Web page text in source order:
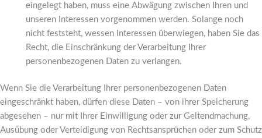
eingelegt haben, muss eine Abwägung zwischen Ihren und
unseren Interessen vorgenommen werden. Solange noch
nicht feststeht, wessen Interessen überwiegen, haben Sie das
Recht, die Einschränkung der Verarbeitung Ihrer
personenbezogenen Daten zu verlangen.
Wenn Sie die Verarbeitung Ihrer personenbezogenen Daten
eingeschränkt haben, dürfen diese Daten – von ihrer Speicherung
abgesehen – nur mit Ihrer Einwilligung oder zur Geltendmachung,
Ausübung oder Verteidigung von Rechtsansprüchen oder zum Schutz